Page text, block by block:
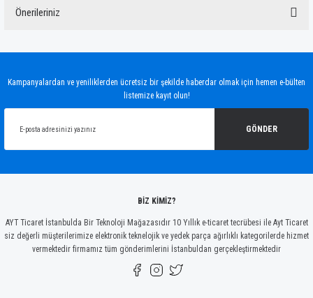
Önerileriniz
Ürün açıklamasında eksik bilgiler bulunuyor.
Gönder
Kampanyalardan ve yeniliklerden ücretsiz bir şekilde haberdar olmak için hemen e-bülten
listemize kayıt olun!
GÖNDER
BİZ KİMİZ?
AYT Ticaret İstanbulda Bir Teknoloji Mağazasıdır 10 Yıllık e-ticaret tecrübesi ile Ayt Ticaret
siz değerli müşterilerimize elektronik teknelojik ve yedek parça ağırlıklı kategorilerde hizmet
vermektedir firmamız tüm gönderimlerini İstanbuldan gerçekleştirmektedir